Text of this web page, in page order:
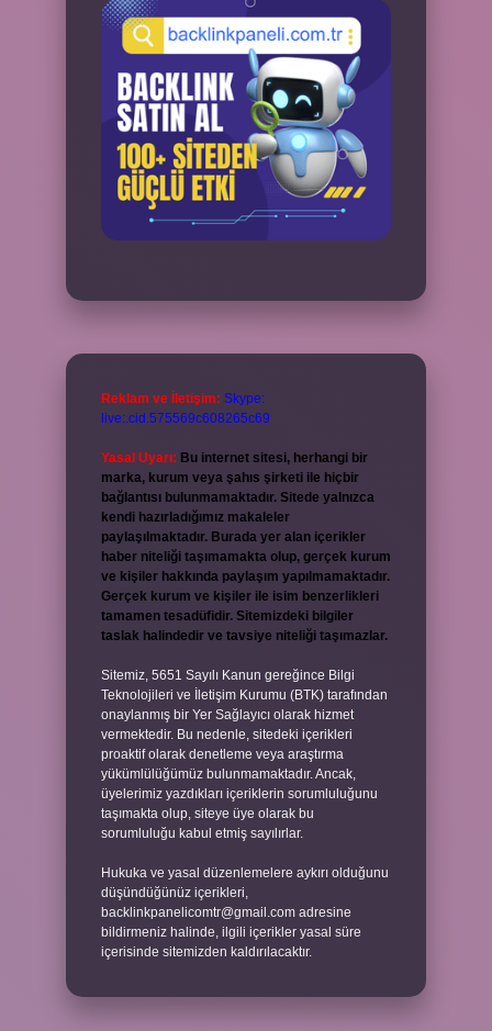
Reklam ve İletişim: Skype:
live:.cid.575569c608265c69
Yasal Uyarı: Bu internet sitesi, herhangi bir
marka, kurum veya şahıs şirketi ile hiçbir
bağlantısı bulunmamaktadır. Sitede yalnızca
kendi hazırladığımız makaleler
paylaşılmaktadır. Burada yer alan içerikler
haber niteliği taşımamakta olup, gerçek kurum
ve kişiler hakkında paylaşım yapılmamaktadır.
Gerçek kurum ve kişiler ile isim benzerlikleri
tamamen tesadüfidir. Sitemizdeki bilgiler
taslak halindedir ve tavsiye niteliği taşımazlar.
Sitemiz, 5651 Sayılı Kanun gereğince Bilgi
Teknolojileri ve İletişim Kurumu (BTK) tarafından
onaylanmış bir Yer Sağlayıcı olarak hizmet
vermektedir. Bu nedenle, sitedeki içerikleri
proaktif olarak denetleme veya araştırma
yükümlülüğümüz bulunmamaktadır. Ancak,
üyelerimiz yazdıkları içeriklerin sorumluluğunu
taşımakta olup, siteye üye olarak bu
sorumluluğu kabul etmiş sayılırlar.
Hukuka ve yasal düzenlemelere aykırı olduğunu
düşündüğünüz içerikleri,
backlinkpanelicomtr@gmail.com adresine
bildirmeniz halinde, ilgili içerikler yasal süre
içerisinde sitemizden kaldırılacaktır.